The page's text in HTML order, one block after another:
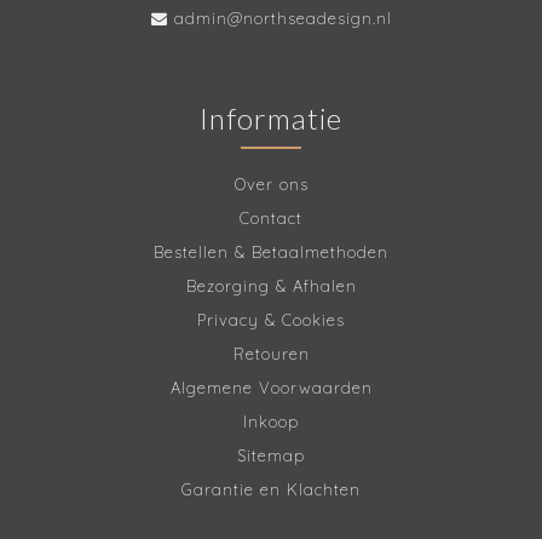
admin@northseadesign.nl
Informatie
Over ons
Contact
Bestellen & Betaalmethoden
Bezorging & Afhalen
Privacy & Cookies
Retouren
Algemene Voorwaarden
Inkoop
Sitemap
Garantie en Klachten